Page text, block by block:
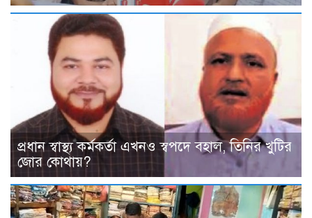
প্রধান স্বাস্থ্য কর্মকর্তা এখনও স্বপদে বহাল, তিনির খুটির
জোর কোথায়?